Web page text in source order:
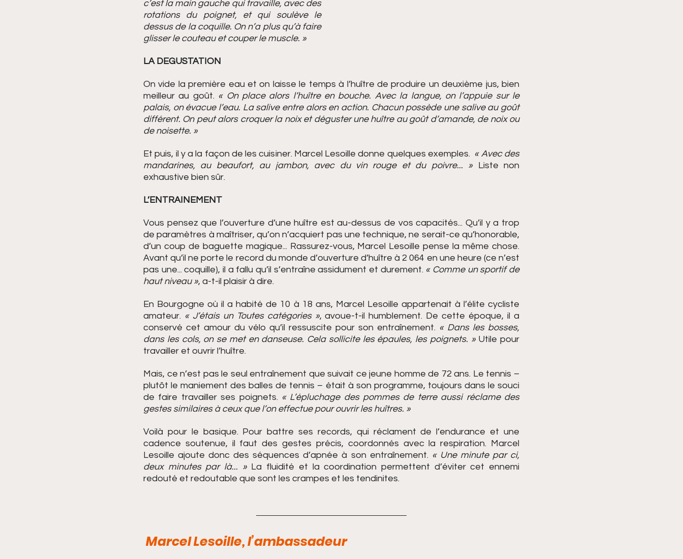
c’est la main gauche qui travaille, avec des
rotations du poignet, et qui soulève le
dessus de la coquille. On n’a plus qu’à faire
glisser le couteau et couper le muscle. »
LA DEGUSTATION
On vide la première eau et on laisse le temps à l’huître de produire un deuxième jus, bien
meilleur au goût. « On place alors l’huître en bouche. Avec la langue, on l’appuie sur le
palais, on évacue l’eau. La salive entre alors en action. Chacun possède une salive au goût
différent. On peut alors croquer la noix et déguster une huître au goût d’amande, de noix ou
de noisette. »
Et puis, il y a la façon de les cuisiner. Marcel Lesoille donne quelques exemples. « Avec des
mandarines, au beaufort, au jambon, avec du vin rouge et du poivre... » Liste non
exhaustive bien sûr.
L’ENTRAINEMENT
Vous pensez que l’ouverture d’une huître est au-dessus de vos capacités... Qu’il y a trop
de paramètres à maîtriser, qu’on n’acquiert pas une technique, ne serait-ce qu’honorable,
d’un coup de baguette magique... Rassurez-vous, Marcel Lesoille pense la même chose.
Avant qu’il ne porte le record du monde d’ouverture d’huître à 2 064 en une heure (ce n’est
pas une... coquille), il a fallu qu’il s’entraîne assidument et durement. « Comme un sportif de
haut niveau », a-t-il plaisir à dire.
En Bourgogne où il a habité de 10 à 18 ans, Marcel Lesoille appartenait à l’élite cycliste
amateur. « J’étais un Toutes catégories », avoue-t-il humblement. De cette époque, il a
conservé cet amour du vélo qu’il ressuscite pour son entraînement. « Dans les bosses,
dans les cols, on se met en danseuse. Cela sollicite les épaules, les poignets. » Utile pour
travailler et ouvrir l’huître.
Mais, ce n’est pas le seul entraînement que suivait ce jeune homme de 72 ans. Le tennis –
plutôt le maniement des balles de tennis – était à son programme, toujours dans le souci
de faire travailler ses poignets. « L’épluchage des pommes de terre aussi réclame des
gestes similaires à ceux que l’on effectue pour ouvrir les huîtres. »
Voilà pour le basique. Pour battre ses records, qui réclament de l’endurance et une
cadence soutenue, il faut des gestes précis, coordonnés avec la respiration. Marcel
Lesoille ajoute donc des séquences d’apnée à son entraînement. « Une minute par ci,
deux minutes par là... » La fluidité et la coordination permettent d’éviter cet ennemi
redouté et redoutable que sont les crampes et les tendinites.
Marcel Lesoille, l’ambassadeur